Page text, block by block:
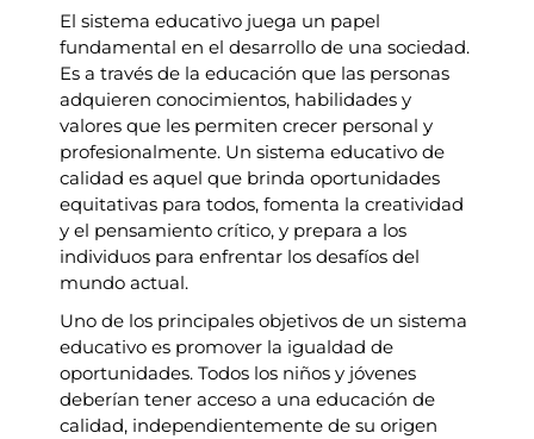
El sistema educativo juega un papel
fundamental en el desarrollo de una sociedad.
Es a través de la educación que las personas
adquieren conocimientos, habilidades y
valores que les permiten crecer personal y
profesionalmente. Un sistema educativo de
calidad es aquel que brinda oportunidades
equitativas para todos, fomenta la creatividad
y el pensamiento crítico, y prepara a los
individuos para enfrentar los desafíos del
mundo actual.
Uno de los principales objetivos de un sistema
educativo es promover la igualdad de
oportunidades. Todos los niños y jóvenes
deberían tener acceso a una educación de
calidad, independientemente de su origen